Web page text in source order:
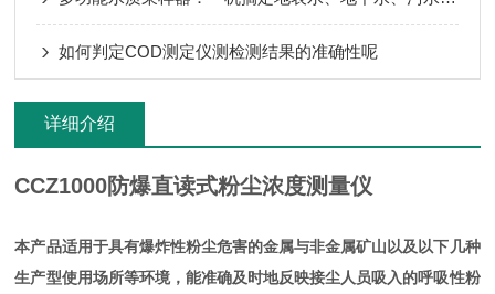
如何判定COD测定仪测检测结果的准确性呢
详细介绍
CCZ1000防爆直读式粉尘浓度测量仪
本产品适用于具有爆炸性粉尘危害的金属与非金属矿山以及以下几种
生产型使用场所等环境，能准确及时地反映接尘人员吸入的呼吸性粉